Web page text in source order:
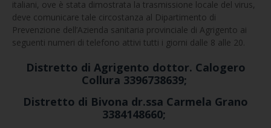
italiani, ove è stata dimostrata la trasmissione locale del virus,
deve comunicare tale circostanza al Dipartimento di
Prevenzione dell’Azienda sanitaria provinciale di Agrigento ai
seguenti numeri di telefono attivi tutti i giorni dalle 8 alle 20.
Distretto di Agrigento dottor. Calogero
Collura 3396738639;
Distretto di Bivona dr.ssa Carmela Grano
3384148660;